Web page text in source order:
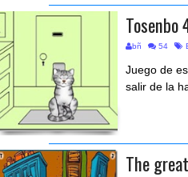
Tosenbo
bñ 54
Juego de
salir de la
The